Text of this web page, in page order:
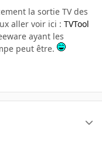
la sortie TV des
aller voir ici : TVTool
ayant les
peut être.